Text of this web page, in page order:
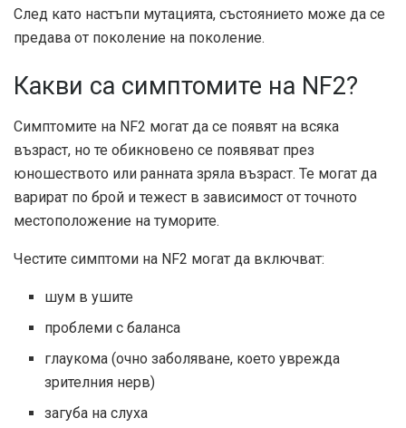
След като настъпи мутацията, състоянието може да се
предава от поколение на поколение.
Какви са симптомите на NF2?
Симптомите на NF2 могат да се появят на всяка
възраст, но те обикновено се появяват през
юношеството или ранната зряла възраст. Те могат да
варират по брой и тежест в зависимост от точното
местоположение на туморите.
Честите симптоми на NF2 могат да включват:
шум в ушите
проблеми с баланса
глаукома (очно заболяване, което уврежда
зрителния нерв)
загуба на слуха